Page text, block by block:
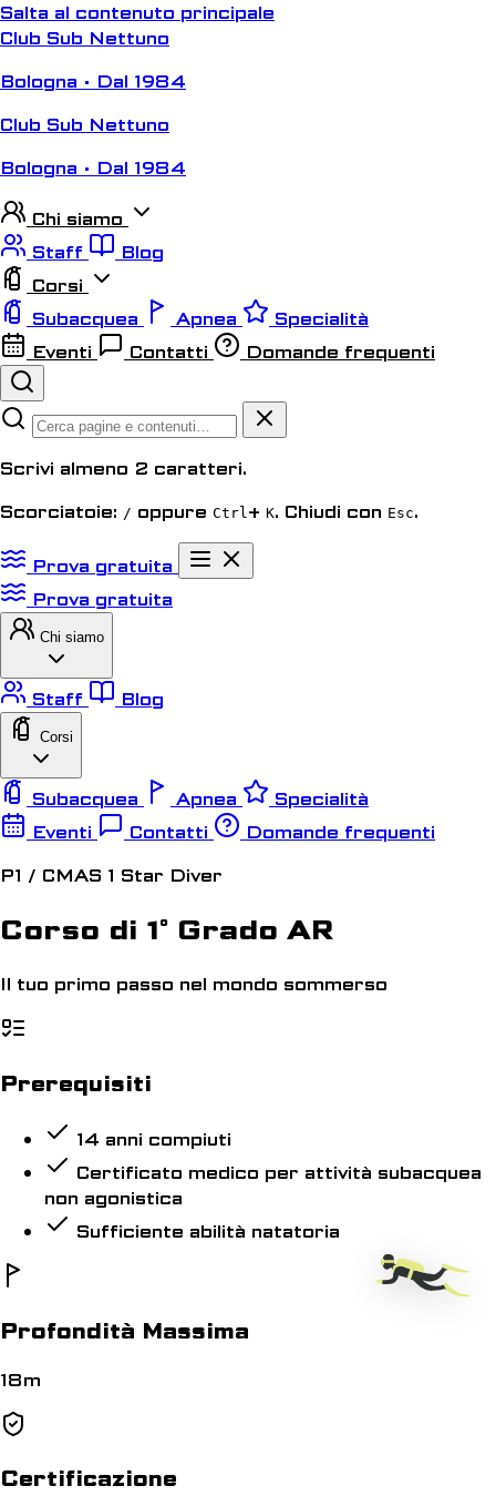
Salta al contenuto principale
Club Sub Nettuno
Bologna • Dal 1984
Club Sub Nettuno
Bologna • Dal 1984
Chi siamo
Staff
Blog
Corsi
Subacquea
Apnea
Specialità
Eventi
Contatti Domande frequenti
Scrivi almeno 2 caratteri.
Scorciatoie: / oppure Ctrl+ K. Chiudi con Esc.
Prova gratuita
Prova gratuita
Chi siamo
Staff Blog
Corsi
Subacquea Apnea
Specialità
Eventi
Contatti
Domande frequenti
P1 / CMAS 1 Star Diver
Corso di 1° Grado AR
Il tuo primo passo nel mondo sommerso
Prerequisiti
14 anni compiuti
Certificato medico per attività subacquea
non agonistica
Sufficiente abilità natatoria
Profondità Massima
18m
Certificazione